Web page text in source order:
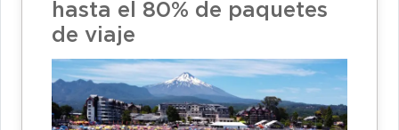
hasta el 80% de paquetes
de viaje